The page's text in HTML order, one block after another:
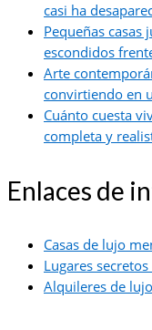
casi ha
Pequeñas
escondidos
Arte
convirtiendo en
Cuánto cuesta
completa y
Enlaces de
Casas de lujo
Lugares
Alquileres de